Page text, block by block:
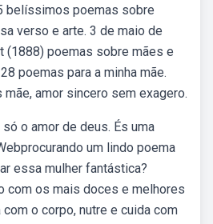
belíssimos poemas sobre
verso e arte. 3 de maio de
(1888) poemas sobre mães e
poemas para a minha mãe.
mãe, amor sincero sem exagero.
o amor de deus. És uma
um lindo poema
essa mulher fantástica?
com os mais doces e melhores
o corpo, nutre e cuida com